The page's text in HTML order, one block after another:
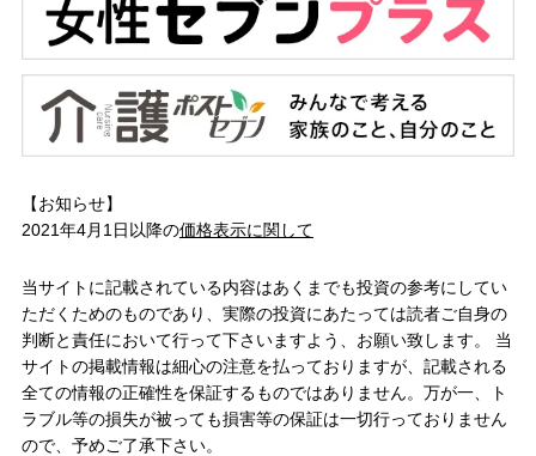
【お知らせ】
2021年4月1日以降の価格表示に関して
当サイトに記載されている内容はあくまでも投資の参考にしてい
ただくためのものであり、実際の投資にあたっては読者ご自身の
判断と責任において行って下さいますよう、お願い致します。 当
サイトの掲載情報は細心の注意を払っておりますが、記載される
全ての情報の正確性を保証するものではありません。万が一、ト
ラブル等の損失が被っても損害等の保証は一切行っておりません
ので、予めご了承下さい。